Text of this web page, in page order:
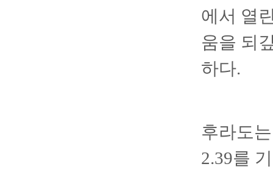
에서 열
움을 되
하다.
후라도
2.39를